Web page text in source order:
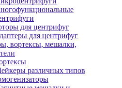
для центрифуг
для центрифуг
вортексы, мешалки,
различных типов